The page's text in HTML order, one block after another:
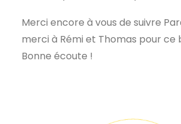
Merci encore à vous de suivre
merci à Rémi et Thomas pour ce
Bonne écoute !